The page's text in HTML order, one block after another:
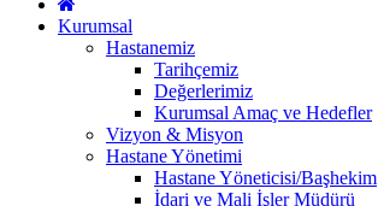
Kurumsal
Hastanemiz
Tarihçemiz
Değerlerimiz
Kurumsal Amaç ve Hedefler
Vizyon & Misyon
Hastane Yönetimi
Hastane Yöneticisi/Başhekim
İdari ve Mali İşler Müdürü